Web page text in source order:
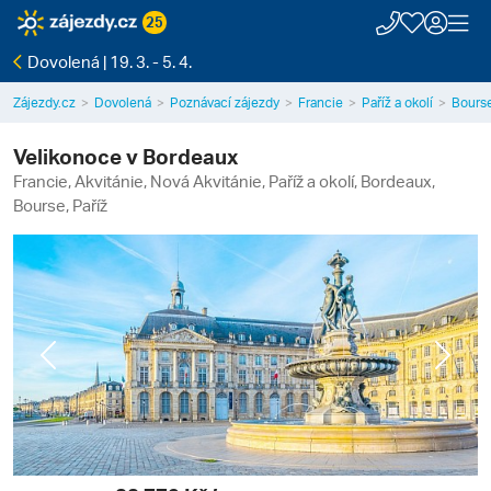
25
Dovolená | 19. 3. - 5. 4.
Zájezdy.cz Dovolená Poznávací zájezdy Francie Paříž a okolí
Velikonoce v Bordeaux
Francie, Akvitánie, Nová Akvitánie, Paříž a okolí, Bordeaux,
Bourse, Paříž
Previous Next